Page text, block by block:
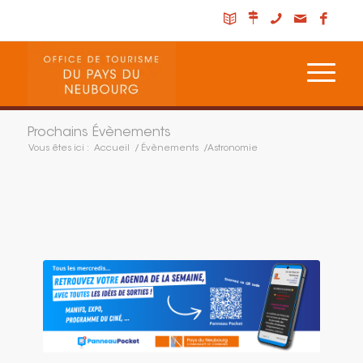
Prochains Évènements
Vous êtes ici : Accueil / Évènements /Astronomie